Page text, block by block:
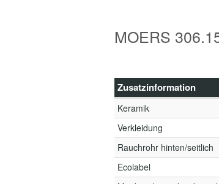
MOERS
Zusatzinformation
Keramik
Verkleidung
Rauchrohr hinten/seitlich
Ecolabel